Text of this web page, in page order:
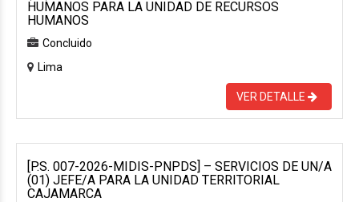
HUMANOS PARA LA UNIDAD DE RECURSOS
HUMANOS
Concluido
Lima
VER DETALLE
[P.S. 007-2026-MIDIS-PNPDS] – SERVICIOS DE UN/A
(01) JEFE/A PARA LA UNIDAD TERRITORIAL
CAJAMARCA